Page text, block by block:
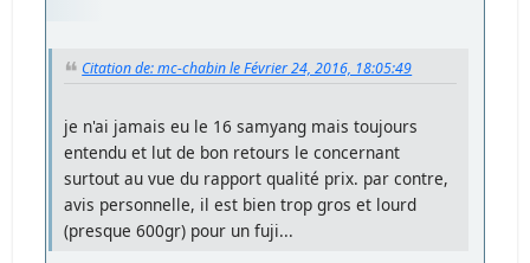
Citation de: mc-chabin le Février 24, 2016, 18:05:49
je n'ai jamais eu le 16 samyang mais toujours
entendu et lut de bon retours le concernant
surtout au vue du rapport qualité prix. par contre,
avis personnelle, il est bien trop gros et lourd
(presque 600gr) pour un fuji...